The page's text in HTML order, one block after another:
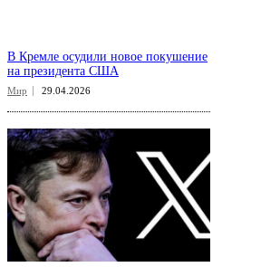
В Кремле осудили новое покушение
на президента США
Мир 29.04.2026